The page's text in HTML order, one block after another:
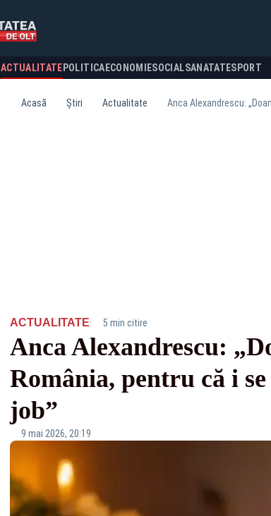
ACTUALITATE POLITICA ECONOMIESOCIALSANATATESPORT
Acasă Știri Actualitate Anca Alexandrescu:
ACTUALITATE· 5 min citire
Anca Alexandrescu:
România, pentru că i
job”
9 mai 2026, 20:19